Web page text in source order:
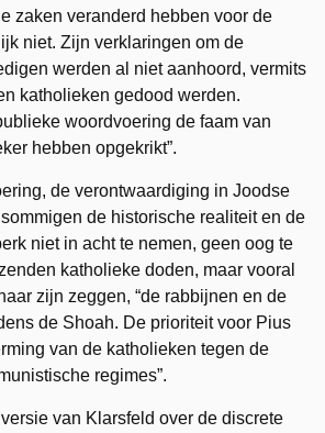
zaken veranderd hebben voor de
niet. Zijn verklaringen om de
werden al niet aanhoord, vermits
katholieken gedood werden.
woordvoering de faam van
hebben opgekrikt”.
de verontwaardiging in Joodse
de historische realiteit en de
niet in acht te nemen, geen oog te
katholieke doden, maar vooral
zijn zeggen, “de rabbijnen en de
de Shoah. De prioriteit voor Pius
van de katholieken tegen de
regimes”.
van Klarsfeld over de discrete